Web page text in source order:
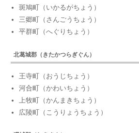
斑鳩町（いかるがちょう）
三郷町（さんごうちょう）
平群町（へぐりちょう）
北葛城郡（きたかつらぎぐん）
王寺町（おうじちょう）
河合町（かわいちょう）
上牧町（かんまきちょう）
広陵町（こうりょうちょう）